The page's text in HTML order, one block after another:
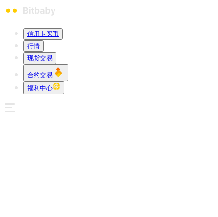
信用卡买币
行情
现货交易
合约交易
福利中心